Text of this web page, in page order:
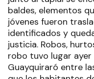
baldes, elementos
jóvenes fueron
identificados y
justicia. Robos,
robo tuvo lugar ayer
Guayquiraró entre